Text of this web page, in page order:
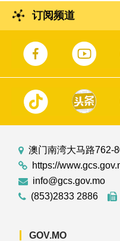
订阅频道
澳门南湾大马路762-
https://
info@gcs.gov.mo
(853)2833 2886
GOV.MO